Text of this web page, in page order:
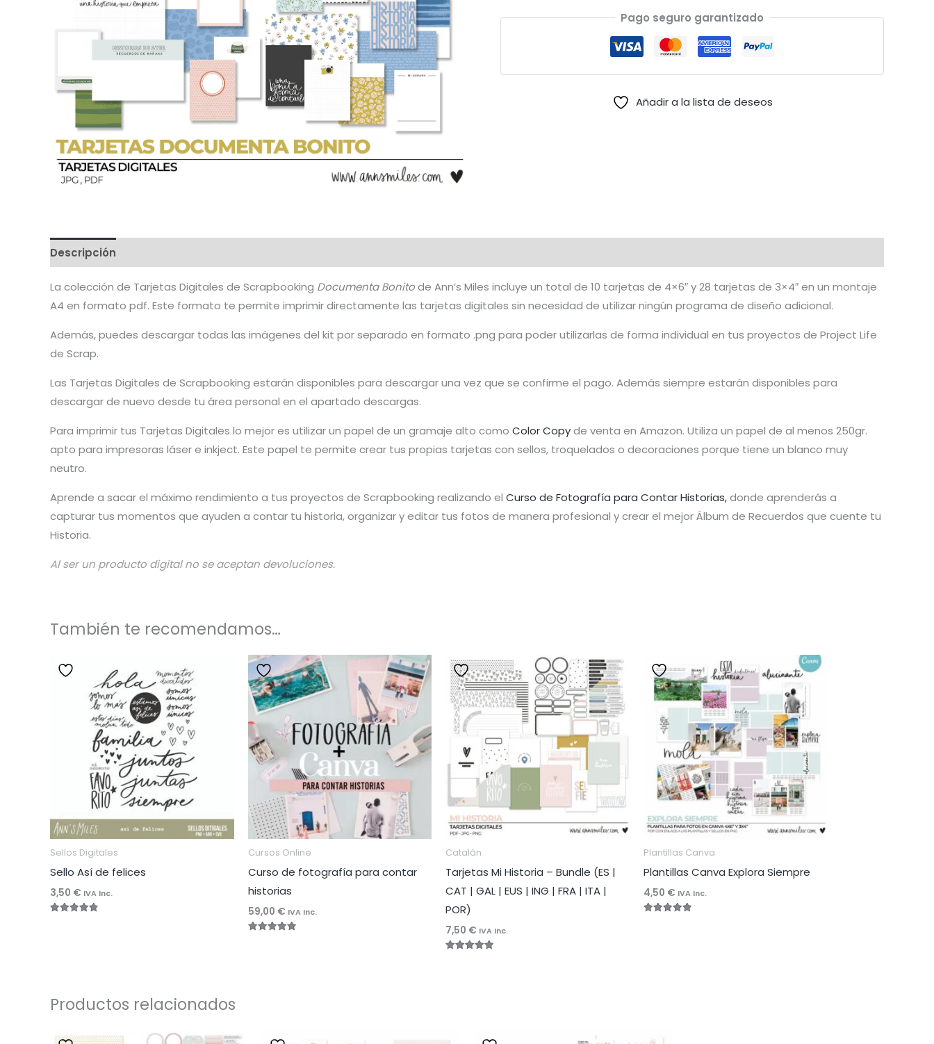
Documenta
Pago seguro garantizado
Añadir a la lista de deseos
Descripción
La colección de Tarjetas Digitales de Scrapbooking Documenta Bonitode Ann’s Miles incluye un total de 10 tarjetas de 4×6″ y 28 tarjetas de 3×4″ en un montaje
A4 en formato pdf. Este formato te permite imprimir directamente las tarjetas digitales sin necesidad de utilizar ningún programa de diseño adicional.
Además, puedes descargar todas las imágenes del kit por separado en formato .png para poder utilizarlas de forma individual en tus proyectos de Project Life
de Scrap.
Las Tarjetas Digitales de Scrapbooking estarán disponibles para descargar una vez que se confirme el pago. Además siempre estarán disponibles para
descargar de nuevo desde tu área personal en el apartado descargas.
Para imprimir tus Tarjetas Digitales lo mejor es utilizar un papel de un gramaje alto como Color Copyde venta en Amazon. Utiliza un papel de al menos 250gr.
apto para impresoras láser e inkject. Este papel te permite crear tus propias tarjetas con sellos, troquelados o decoraciones porque tiene un blanco muy
neutro.
Aprende a sacar el máximo rendimiento a tus proyectos de Scrapbooking realizando el Curso de Fotografía para Contar Historias,donde aprenderás a
capturar tus momentos que ayuden a contar tu historia, organizar y editar tus fotos de manera profesional y crear el mejor Álbum de Recuerdos que cuente tu
Historia.
Al ser un producto digital no se aceptan devoluciones.
También te recomendamos…
Sellos Digitales
Sello Así de felices
3,50 € IVA Inc.
Cursos Online
Curso de fotografía para contar
historias
59,00 € IVA Inc.
Catalán
Tarjetas Mi Historia – Bundle (ES |
CAT | GAL | EUS | ING | FRA | ITA |
POR)
7,50 € IVA Inc.
Plantillas Canva
Plantillas Canva Explora Siempre
4,50 € IVA Inc.
Productos relacionados